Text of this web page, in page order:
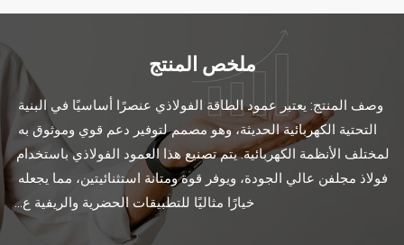
ملخص المنتج
لمختلف الأنظمة الكهربائية. يتم تصنيع هذا العمود الفولاذي باستخدام
خيارًا مثاليًا للتطبيقات الحضرية والريفية ع...